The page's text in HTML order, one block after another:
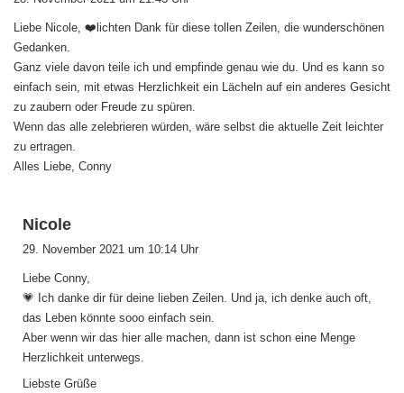
t
Liebe Nicole, ❤️lichten Dank für diese tollen Zeilen, die wunderschönen
Gedanken.
Ganz viele davon teile ich und empfinde genau wie du. Und es kann so
einfach sein, mit etwas Herzlichkeit ein Lächeln auf ein anderes Gesicht
zu zaubern oder Freude zu spüren.
Wenn das alle zelebrieren würden, wäre selbst die aktuelle Zeit leichter
zu ertragen.
Alles Liebe, Conny
Nicole
t
:
29. November 2021 um 10:14 Uhr
Liebe Conny,
💗 Ich danke dir für deine lieben Zeilen. Und ja, ich denke auch oft,
das Leben könnte sooo einfach sein.
Aber wenn wir das hier alle machen, dann ist schon eine Menge
Herzlichkeit unterwegs.
Liebste Grüße